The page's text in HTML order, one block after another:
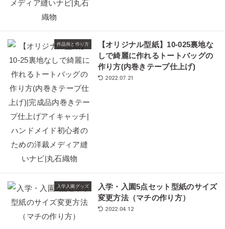
作品例と作り方
【オリジナル型紙】10-025裏地な
しで綺麗に作れるトートバッグの
作り方(内巻きテープ仕上げ)
2022.07.21
入学入園グッズ
入学・入園5点セット型紙のサイズ
変更方法（マチの作り方）
2022.04.12